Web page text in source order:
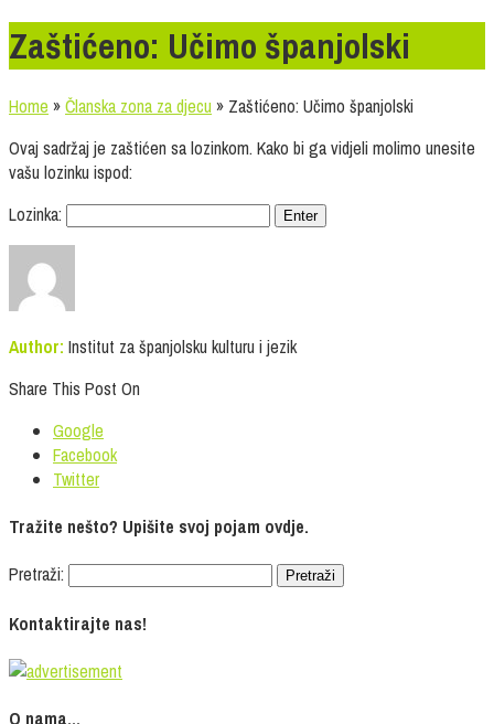
Zaštićeno: Učimo španjolski
Home »Članska zona za djecu » Zaštićeno: Učimo španjolski
Ovaj sadržaj je zaštićen sa lozinkom. Kako bi ga vidjeli molimo unesite
vašu lozinku ispod:
Lozinka:
Author: Institut za španjolsku kulturu i jezik
Share This Post On
Google
Facebook
Twitter
Tražite nešto? Upišite svoj pojam ovdje.
Pretraži:
Kontaktirajte nas!
O nama…